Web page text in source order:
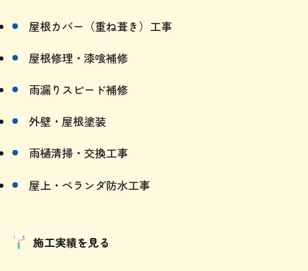
屋根カバー（重ね葺き）工事
屋根修理・漆喰補修
雨漏りスピード補修
外壁・屋根塗装
雨樋清掃・交換工事
屋上・ベランダ防水工事
施工実績を見る